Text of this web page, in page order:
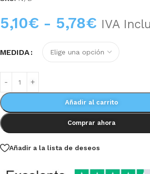
5,10€ - 5,78€ IVA
MEDIDA
Añadir al carrito
Comprar ahora
Añadir a la lista de deseos